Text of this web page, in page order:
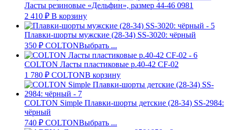
Ласты резиновые «Дельфин», размер 44-46 0981
2 410 ₽ В корзину
Плавки-шорты мужские (28-34) SS-3020: чёрный
350 ₽ COLTONВыбрать ...
COLTON Ласты пластиковые р.40-42 CF-02
1 780 ₽ COLTONВ корзину
COLTON Simple Плавки-шорты детские (28-34) SS-2984:
чёрный
740 ₽ COLTONВыбрать ...